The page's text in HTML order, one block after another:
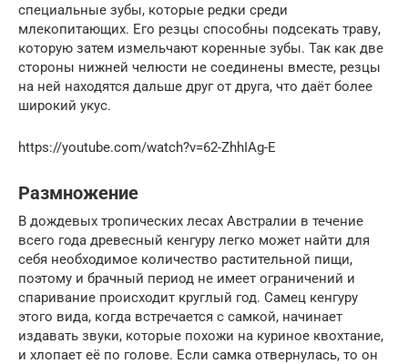
специальные зубы, которые редки среди
млекопитающих. Его резцы способны подсекать траву,
которую затем измельчают коренные зубы. Так как две
стороны нижней челюсти не соединены вместе, резцы
на ней находятся дальше друг от друга, что даёт более
широкий укус.
https://youtube.com/watch?v=62-ZhhIAg-E
Размножение
В дождевых тропических лесах Австралии в течение
всего года древесный кенгуру легко может найти для
себя необходимое количество растительной пищи,
поэтому и брачный период не имеет ограничений и
спаривание происходит круглый год. Самец кенгуру
этого вида, когда встречается с самкой, начинает
издавать звуки, которые похожи на куриное квохтание,
и хлопает её по голове. Если самка отвернулась, то он